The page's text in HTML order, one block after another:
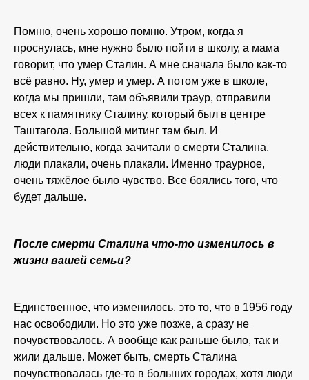
Помню, очень хорошо помню. Утром, когда я
проснулась, мне нужно было пойти в школу, а мама
говорит, что умер Сталин. А мне сначала было как-то
всё равно. Ну, умер и умер. А потом уже в школе,
когда мы пришли, там объявили траур, отправили
всех к памятнику Сталину, который был в центре
Таштагола. Большой митинг там был. И
действительно, когда зачитали о смерти Сталина,
люди плакали, очень плакали. Именно траурное,
очень тяжёлое было чувство. Все боялись того, что
будет дальше.
После смерти Сталина что-то изменилось в
жизни вашей семьи?
Единственное, что изменилось, это то, что в 1956 году
нас освободили. Но это уже позже, а сразу не
почувствовалось. А вообще как раньше было, так и
жили дальше. Может быть, смерть Сталина
почувствовалась где-то в больших городах, хотя люди